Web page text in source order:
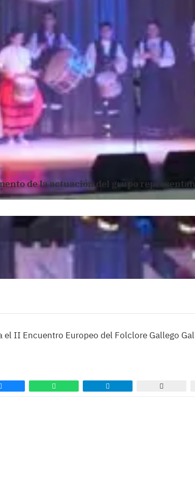
de la actuación del grupo
el II Encuentro Europeo del Folclore Gallego